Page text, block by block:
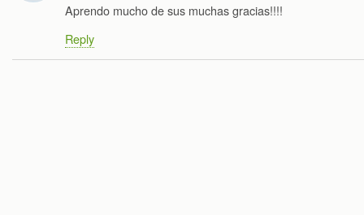
Aprendo mucho de sus muchas gracias!!!!
Reply